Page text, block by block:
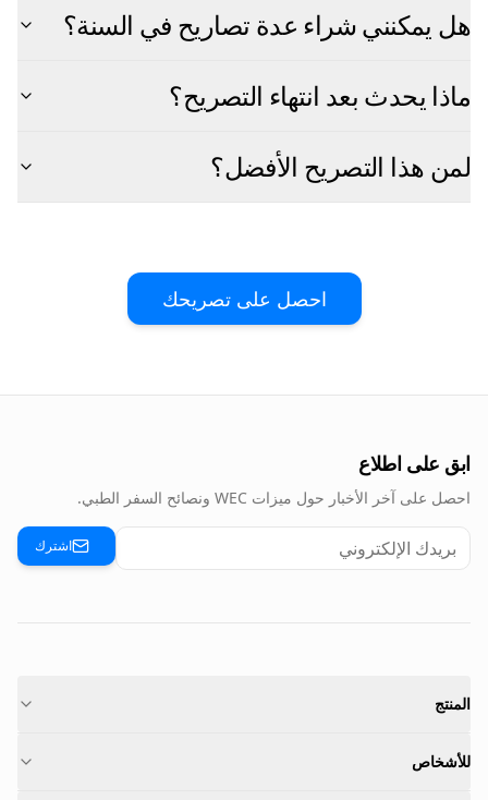
هل يمكنني شراء عدة تصاريح في السنة؟
ماذا يحدث بعد انتهاء التصريح؟
لمن هذا التصريح الأفضل؟
احصل على تصريحك
ابق على اطلاع
احصل على آخر الأخبار حول ميزات WEC ونصائح السفر الطبي.
اشترك
المنتج
للأشخاص